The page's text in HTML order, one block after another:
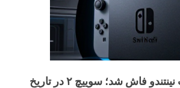
راز بزرگ شرکت نینتندو فاش شد؛ سوییچ ۲ در تاریخ